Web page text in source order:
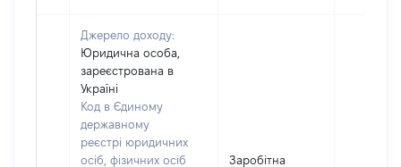
Джерело доходу:
Юридична особа,
зареєстрована в
Україні
Код в Єдиному
державному
реєстрі юридичних
осіб, фізичних осіб
Заробітна